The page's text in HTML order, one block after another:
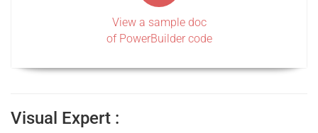
View a sample doc
of PowerBuilder code
Visual Expert :